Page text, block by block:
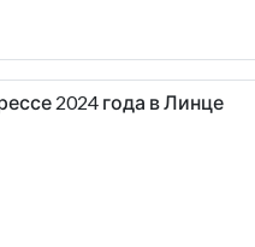
2024 года в Линце